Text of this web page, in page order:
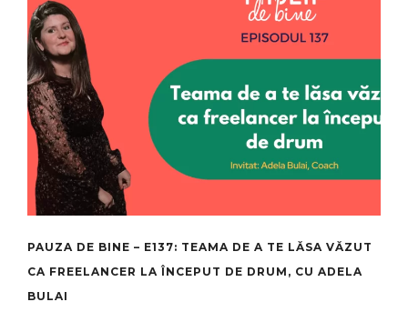
PAUZA DE BINE – E137: TEAMA DE A TE LĂSA VĂZUT
CA FREELANCER LA ÎNCEPUT DE DRUM, CU ADELA
BULAI